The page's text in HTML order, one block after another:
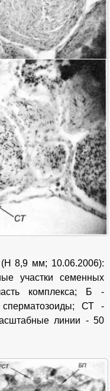
8,9 мм; 10.06.2006):
участки семенных
комплекса; Б -
СТ -
линии - 50